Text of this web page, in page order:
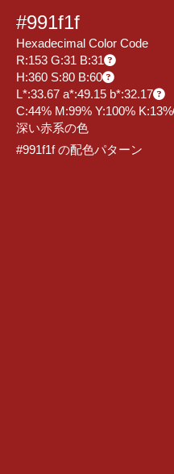
#991f1f
Hexadecimal Color Code
R:153 G:31 B:31
H:360 S:80 B:60
L*:33.67 a*:49.15 b*:32.17
C:44% M:99% Y:100% K:13%
深い赤系の色
#991f1f の配色パターン